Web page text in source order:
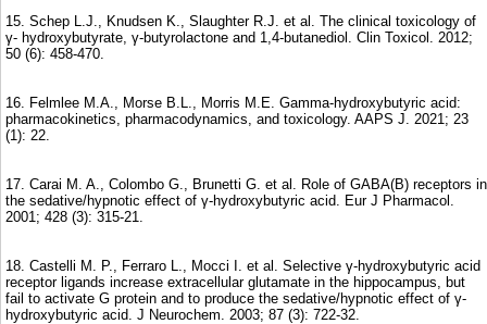
15. Schep L.J., Knudsen K., Slaughter R.J. et al. The clinical toxicology of
γ- hydroxybutyrate, γ-butyrolactone and 1,4-butanediol. Clin Toxicol. 2012;
50 (6): 458-470.
16. Felmlee M.A., Morse B.L., Morris M.E. Gamma-hydroxybutyric acid:
pharmacokinetics, pharmacodynamics, and toxicology. AAPS J. 2021; 23
(1): 22.
17. Carai M. A., Colombo G., Brunetti G. et al. Role of GABA(B) receptors in
the sedative/hypnotic effect of γ-hydroxybutyric acid. Eur J Pharmacol.
2001; 428 (3): 315-21.
18. Castelli M. P., Ferraro L., Mocci I. et al. Selective γ-hydroxybutyric acid
receptor ligands increase extracellular glutamate in the hippocampus, but
fail to activate G protein and to produce the sedative/hypnotic effect of γ-
hydroxybutyric acid. J Neurochem. 2003; 87 (3): 722-32.